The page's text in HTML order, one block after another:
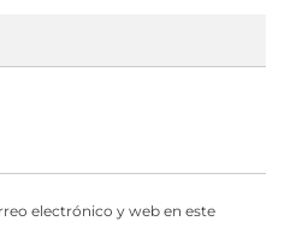
electrónico y web en este